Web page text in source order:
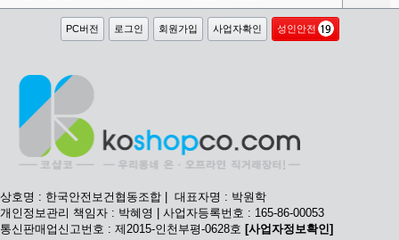
PC버전 로그인 회원가입 사업자확인 성인안전
상호명 : 한국안전보건협동조합 | 대표자명 : 박원학
개인정보관리 책임자 : 박혜영 | 사업자등록번호 : 165-86-00053
통신판매업신고번호 : 제2015-인천부평-0628호 [사업자정보확인]